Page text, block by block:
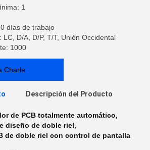
1
días de trabajo
D/A, D/P, T/T, Unión Occidental
1000
Charle
Descripción del Producto
de PCB totalmente automático,
diseño de doble riel,
de doble riel con control de pantalla